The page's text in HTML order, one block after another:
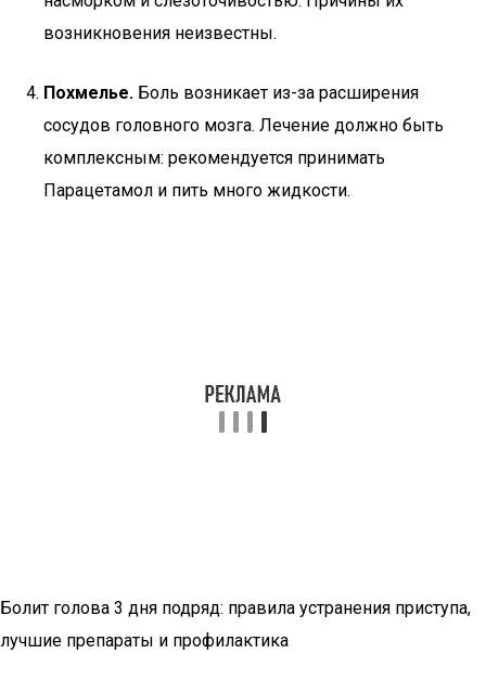
возникновения неизвестны.
Похмелье. Боль возникает из-за расширения
сосудов головного мозга. Лечение должно быть
комплексным: рекомендуется принимать
Парацетамол и пить много жидкости.
Болит голова 3 дня подряд: правила устранения приступа,
лучшие препараты и профилактика